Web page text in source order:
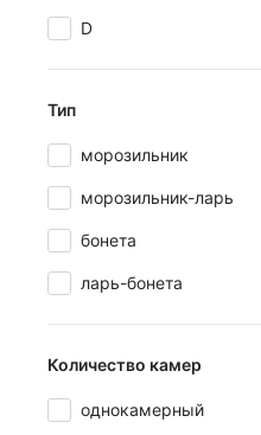
D
Тип
морозильник
морозильник-ларь
бонета
ларь-бонета
Количество камер
однокамерный